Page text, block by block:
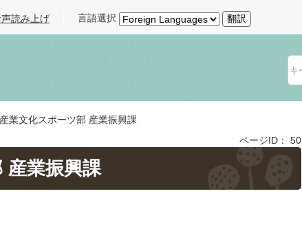
読み上げ 言語選択 翻訳
産業文化スポーツ部 産業振興課
ページID：
50
産業振興課